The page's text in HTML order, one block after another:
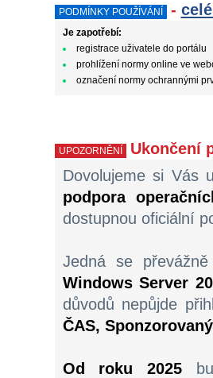
PODMÍNKY POUŽÍVÁNÍ -
Je zapotřebí:
registrace uživatele do portálu
prohlížení normy online ve
označení normy ochrannými
UPOZORNĚNÍ
Ukončení
Dovolujeme si Vás
podpora
dostupnou oficiální
Jedná se
Windows Server
důvodů nepůjde
ČAS,
Od roku 2025